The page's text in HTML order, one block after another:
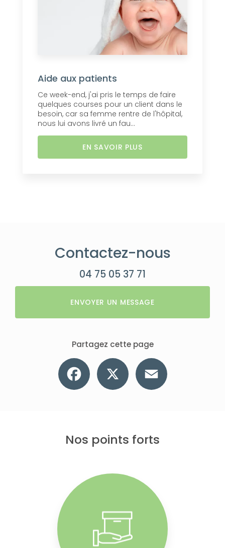
Aide aux patients
Ce week-end, j'ai pris le temps de faire
quelques courses pour un client dans le
besoin, car sa femme rentre de l'hôpital,
nous lui avons livré un fau...
EN SAVOIR PLUS
Contactez-nous
04 75 05 37 71
ENVOYER UN MESSAGE
Partagez cette page
Facebook
Nos points forts